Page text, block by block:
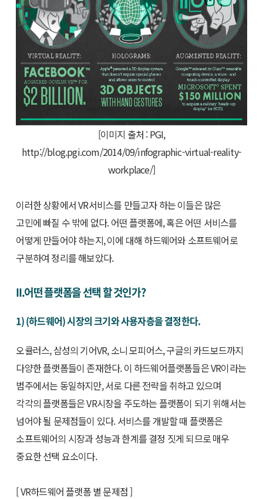
[이미지 출처 : PGI,
http://blog.pgi.com/2014/09/infographic-virtual-reality-
workplace/]
이러한 상황에서 VR서비스를 만들고자 하는 이들은 많은
고민에 빠질 수 밖에 없다. 어떤 플랫폼에, 혹은 어떤 서비스를
어떻게 만들어야 하는지, 이에 대해 하드웨어와 소프트웨어로
구분하여 정리를 해보았다.
II.어떤 플랫폼을 선택 할 것인가?
1) (하드웨어) 시장의 크기와 사용자층을 결정한다.
오큘러스, 삼성의 기어VR, 소니 모피어스, 구글의 카드보드까지
다양한 플랫폼들이 존재한다. 이 하드웨어플랫폼들은 VR이라는
범주에서는 동일하지만, 서로 다른 전략을 취하고 있으며
각각의 플랫폼들은 VR시장을 주도하는 플랫폼이 되기 위해서는
넘어야 될 문제점들이 있다. 서비스를 개발할 때 플랫폼은
소프트웨어의 시장과 성능과 한계를 결정 짓게 되므로 매우
중요한 선택 요소이다.
[ VR하드웨어 플랫폼 별 문제점 ]